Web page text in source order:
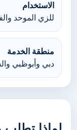
الاستخدام
للزي الموحد
منطقة الخدمة
دبي وأبوظبي